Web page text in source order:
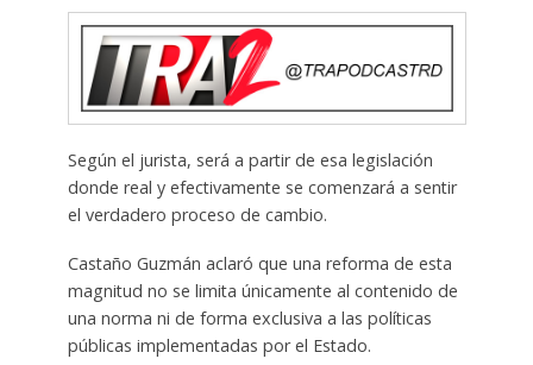
Según el jurista, será a partir de esa legislación
donde real y efectivamente se comenzará a sentir
el verdadero proceso de cambio.
Castaño Guzmán aclaró que una reforma de esta
magnitud no se limita únicamente al contenido de
una norma ni de forma exclusiva a las políticas
públicas implementadas por el Estado.